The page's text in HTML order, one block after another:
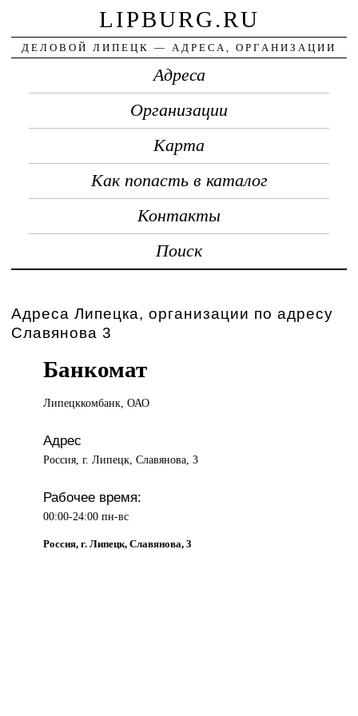
LIPBURG.RU
ДЕЛОВОЙ ЛИПЕЦК — АДРЕСА, ОРГАНИЗАЦИИ
Адреса
Организации
Карта
Как попасть в каталог
Контакты
Поиск
Адреса Липецка, организации по адресу
Славянова 3
Банкомат
Липецккомбанк, ОАО
Адрес
Россия, г. Липецк, Славянова, 3
Рабочее время:
00:00-24:00 пн-вс
Россия, г. Липецк, Славянова, 3